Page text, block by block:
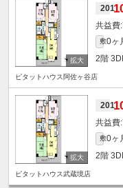
201
敷0ヶ
2階
ピタットハウス阿佐ヶ谷店
201
敷0ヶ
2階
ピタットハウス武蔵境店